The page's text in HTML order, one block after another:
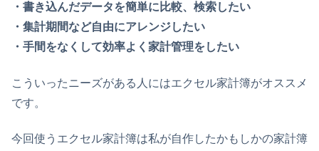
・書き込んだデータを簡単に比較、検索したい
・集計期間など自由にアレンジしたい
・手間をなくして効率よく家計管理をしたい
こういったニーズがある人にはエクセル家計簿がオススメ
です。
今回使うエクセル家計簿は私が自作したかもしかの家計簿